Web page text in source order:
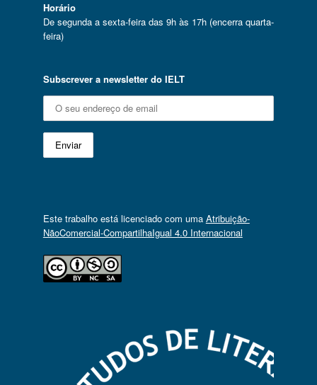
Horário
De segunda a sexta-feira das 9h às 17h (encerra quarta-
feira)
Subscrever a newsletter do IELT
Este trabalho está licenciado com uma Atribuição-
NãoComercial-CompartilhaIgual 4.0 Internacional